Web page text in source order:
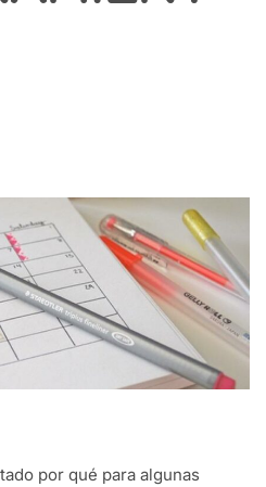
por qué para algunas